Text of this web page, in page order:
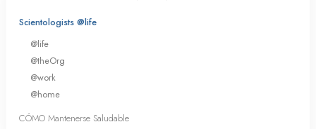
Scientologists @life
@life
@theOrg
@work
@home
CÓMO Mantenerse Saludable